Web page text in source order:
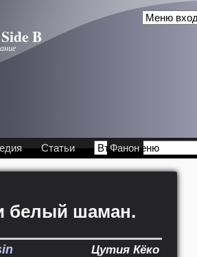
B
Статьи Фанон
белый шаман.
Цутия Кёко